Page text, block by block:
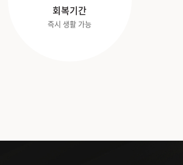
회복기간
즉시 생활 가능